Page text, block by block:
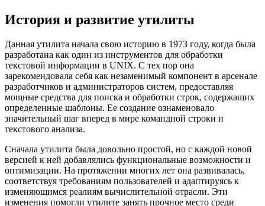
История и развитие утилиты
Данная утилита начала свою историю в 1973 году, когда была
разработана как один из инструментов для обработки
текстовой информации в UNIX. С тех пор она
зарекомендовала себя как незаменимый компонент в арсенале
разработчиков и администраторов систем, предоставляя
мощные средства для поиска и обработки строк, содержащих
определенные шаблоны. Ее создание ознаменовало
значительный шаг вперед в мире командной строки и
текстового анализа.
Сначала утилита была довольно простой, но с каждой новой
версией к ней добавлялись функциональные возможности и
оптимизации. На протяжении многих лет она развивалась,
соответствуя требованиям пользователей и адаптируясь к
изменяющимся реалиям вычислительной отрасли. Эти
изменения помогли утилите занять прочное место среди